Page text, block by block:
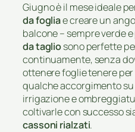
Giugno è il mese ideale
da fogliae creare un
balcone – sempre verde
da tagliosono perfette
continuamente, senza
ottenere foglie tenere per
qualche accorgimento
irrigazione e
coltivarle con successo
cassoni rialzati.